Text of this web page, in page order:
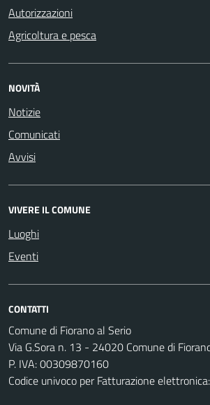
Autorizzazioni
Agricoltura e pesca
NOVITÀ
Notizie
Comunicati
Avvisi
VIVERE IL COMUNE
Luoghi
Eventi
CONTATTI
Comune di Fiorano al Serio
Via G.Sora n. 13 - 24020 Comune di
P. IVA: 00309870160
Codice univoco per Fatturazione elettronica: